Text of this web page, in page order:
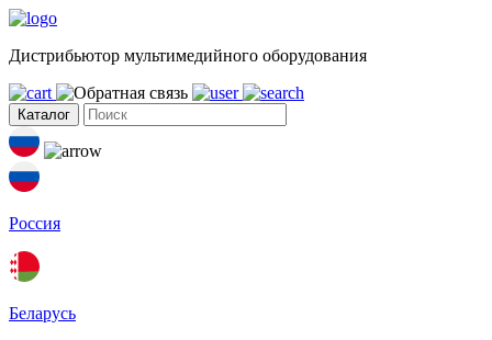
Дистрибьютор мультимедийного оборудования
Каталог
Россия
Беларусь